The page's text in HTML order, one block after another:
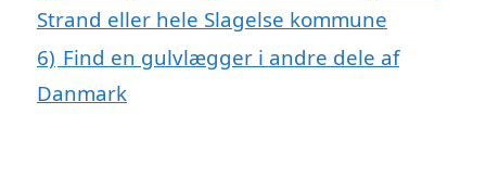
Strand eller hele Slagelse kommune
6) Find en gulvlægger i andre dele af
Danmark